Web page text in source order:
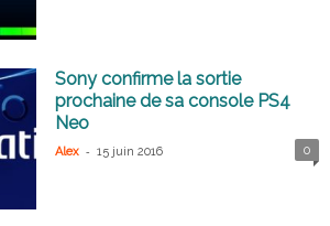
Sony confirme la sortie
prochaine de sa console PS4
Neo
Alex - 15 juin 2016 0